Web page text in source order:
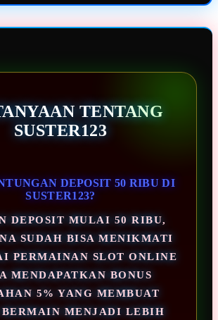
TENTANG
SUSTER123
DEPOSIT 50 RIBU DI
SUSTER123?
DEPOSIT MULAI 50 RIBU,
SUDAH BISA MENIKMATI
PERMAINAN SLOT ONLINE
MENDAPATKAN BONUS
5% YANG MEMBUAT
BERMAIN MENJADI LEBIH